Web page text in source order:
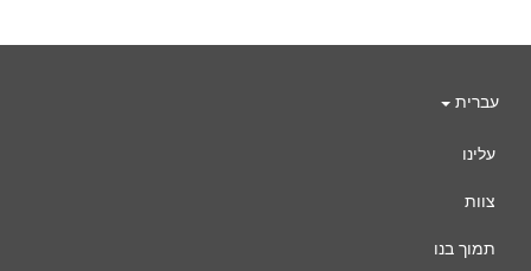
עברית
עלינו
צוות
תמוך בנו